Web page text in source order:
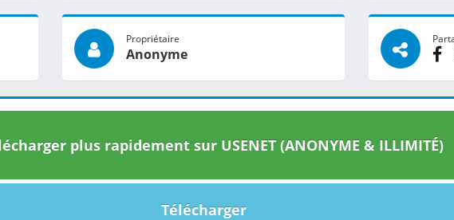
Propriétaire
Anonyme
plus rapidement sur USENET (ANONYME & ILLIMITÉ)
Télécharger